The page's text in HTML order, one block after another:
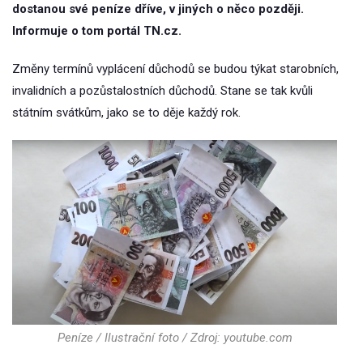
dostanou své peníze dříve, v jiných o něco později.
Informuje o tom portál TN.cz.
Změny termínů vyplácení důchodů se budou týkat starobních,
invalidních a pozůstalostních důchodů. Stane se tak kvůli
státním svátkům, jako se to děje každý rok.
Peníze / Ilustrační foto / Zdroj: youtube.com